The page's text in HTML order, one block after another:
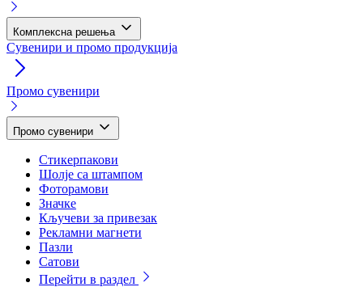
Комплексна решења
Сувенири и промо продукција
Промо сувенири
Промо сувенири
Стикерпакови
Шолје са штампом
Фоторамови
Значке
Кључеви за привезак
Рекламни магнети
Пазли
Сатови
Перейти в раздел